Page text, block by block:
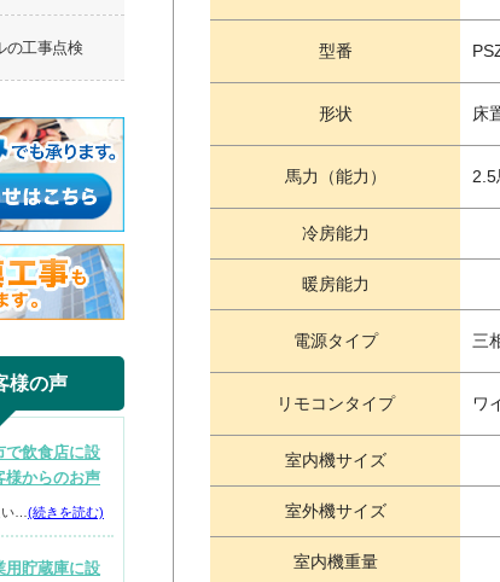
型番
形状 床
馬力（能力）
冷房能力
暖房能力
電源タイプ 三
リモコンタイプ ワ
室内機サイズ
室外機サイズ
室内機重量
の工事点検
様の声
で飲食店に設
様からのお声
… (続きを読む)
用貯蔵庫に設